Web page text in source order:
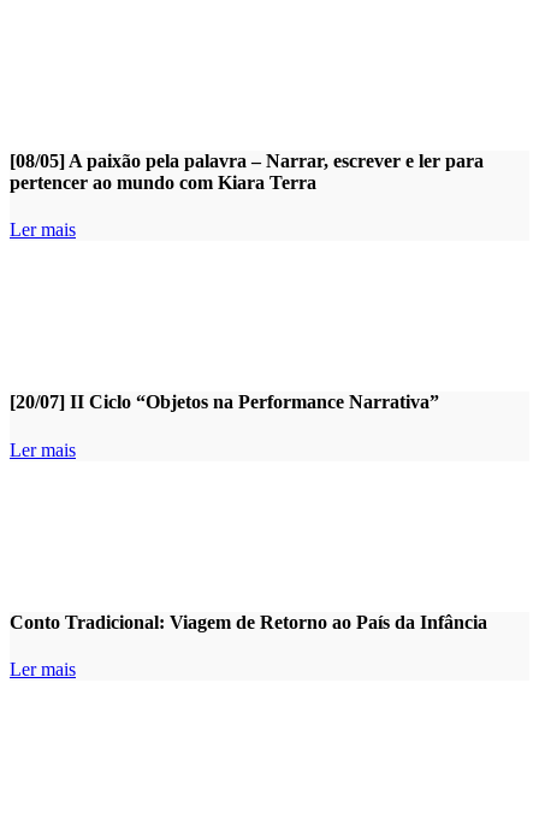
[08/05] A paixão pela palavra – Narrar, escrever e ler para
pertencer ao mundo com Kiara Terra
Ler mais
[20/07] II Ciclo “Objetos na Performance Narrativa”
Ler mais
Conto Tradicional: Viagem de Retorno ao País da Infância
Ler mais